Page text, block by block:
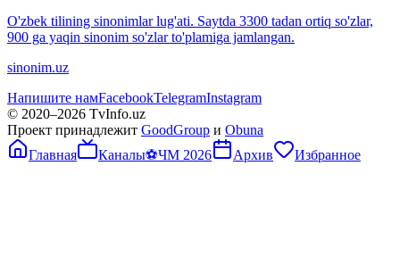
O'zbek tilining sinonimlar lug'ati. Saytda 3300 tadan ortiq so'zlar,
900 ga yaqin sinonim so'zlar to'plamiga jamlangan.
sinonim.uz
Напишите намFacebookTelegramInstagram
© 2020–2026 TvInfo.uz
Проект принадлежит GoodGroup и Obuna
Главная
Каналы⚽ЧМ 2026 Архив Избранное